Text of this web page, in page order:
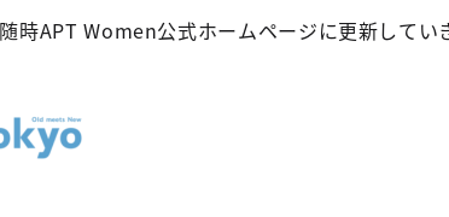
時APT Women公式ホームページに更新してい